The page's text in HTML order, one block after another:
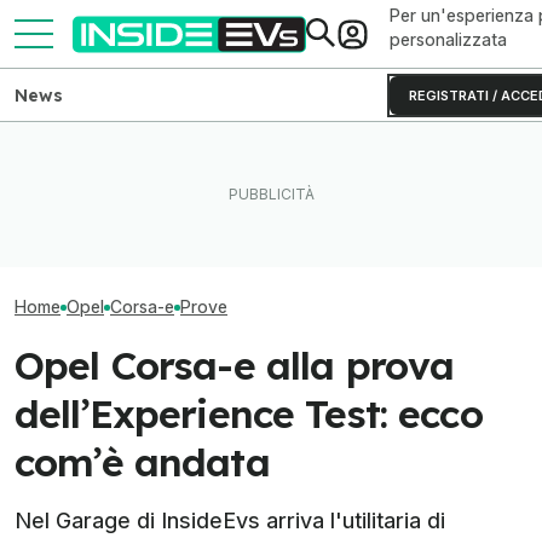
Per un'esperienza
personalizzata
REGISTRATI /
News
Home Opel Corsa-e Prove
Opel Corsa-e alla prova
dell’Experience Test: ecco
com’è andata
Nel Garage di InsideEvs arriva l'utilitaria di